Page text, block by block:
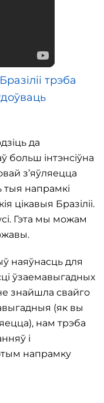
трэба
да
больш інтэнсіўна
з’яўляецца
тыя напрамкі
цікавыя Бразіліі.
Гэта мы можам
наяўнасць для
ўзаемавыгадных
знайшла свайго
(як вы
нам трэба
і
напрамку